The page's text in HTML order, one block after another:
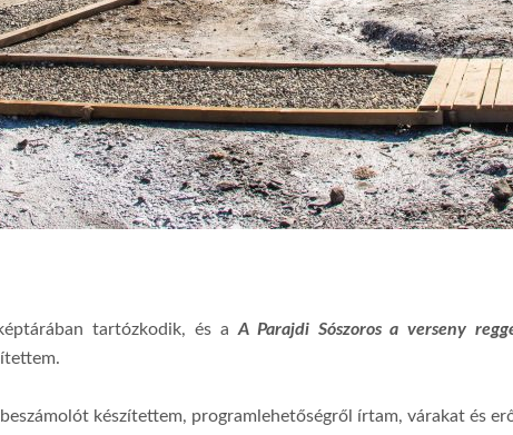
tartózkodik, és aA Parajdi Sószoros a verseny
készítettem, programlehetőségről írtam, várakat és